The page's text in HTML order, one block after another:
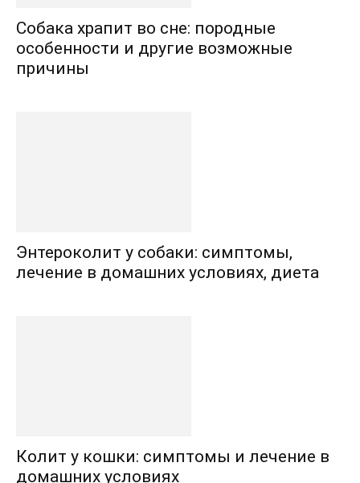
Собака храпит во сне: породные
особенности и другие возможные
причины
Энтероколит у собаки: симптомы,
лечение в домашних условиях, диета
Колит у кошки: симптомы и лечение в
домашних условиях